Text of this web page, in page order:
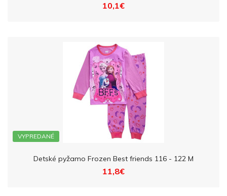
10,1€
VYPREDANÉ
Detské pyžamo Frozen Best friends 116 - 122 M
11,8€